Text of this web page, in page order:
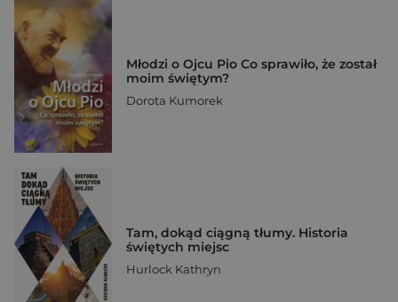
Młodzi o Ojcu Pio Co sprawiło, że został
moim świętym?
Dorota Kumorek
Tam, dokąd ciągną tłumy. Historia
świętych miejsc
Hurlock Kathryn